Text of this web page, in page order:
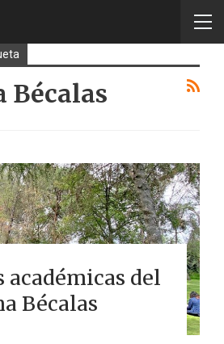
Bécalas
académicas del
Bécalas